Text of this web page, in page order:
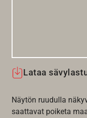
Lataa
Näytön ruudulla
saattavat poiketa